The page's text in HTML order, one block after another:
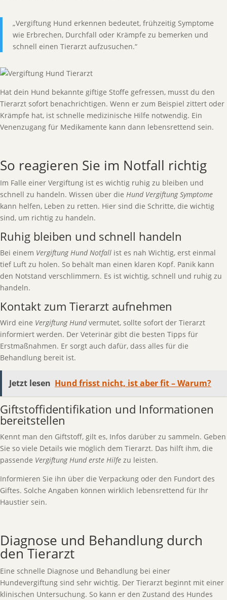
„Vergiftung Hund erkennen bedeutet, frühzeitig Symptome
wie Erbrechen, Durchfall oder Krämpfe zu bemerken und
schnell einen Tierarzt aufzusuchen.“
Hat dein Hund bekannte giftige Stoffe gefressen, musst du den
Tierarzt sofort benachrichtigen. Wenn er zum Beispiel zittert oder
Krämpfe hat, ist schnelle medizinische Hilfe notwendig. Ein
Venenzugang für Medikamente kann dann lebensrettend sein.
So reagieren Sie im Notfall richtig
Im Falle einer Vergiftung ist es wichtig ruhig zu bleiben und
schnell zu handeln. Wissen über die Hund Vergiftung Symptome
kann helfen, Leben zu retten. Hier sind die Schritte, die wichtig
sind, um richtig zu handeln.
Ruhig bleiben und schnell handeln
Bei einem Vergiftung Hund Notfall ist es nah Wichtig, erst einmal
tief Luft zu holen. So behält man einen klaren Kopf. Panik kann
den Notstand verschlimmern. Es ist wichtig, schnell und ruhig zu
handeln.
Kontakt zum Tierarzt aufnehmen
Wird eine Vergiftung Hundvermutet, sollte sofort der Tierarzt
informiert werden. Der Veterinär gibt die besten Tipps für
Erstmaßnahmen. Er sorgt auch dafür, dass alles für die
Behandlung bereit ist.
Jetzt lesen Hund frisst nicht, ist aber fit – Warum?
Giftstoffidentifikation und Informationen
bereitstellen
Kennt man den Giftstoff, gilt es, Infos darüber zu sammeln. Geben
Sie so viele Details wie möglich dem Tierarzt. Das hilft ihm, die
passende Vergiftung Hund erste Hilfe zu leisten.
Informieren Sie ihn über die Verpackung oder den Fundort des
Giftes. Solche Angaben können wirklich lebensrettend für Ihr
Haustier sein.
Diagnose und Behandlung durch
den Tierarzt
Eine schnelle Diagnose und Behandlung bei einer
Hundevergiftung sind sehr wichtig. Der Tierarzt beginnt mit einer
klinischen Untersuchung. So kann er den Zustand des Hundes